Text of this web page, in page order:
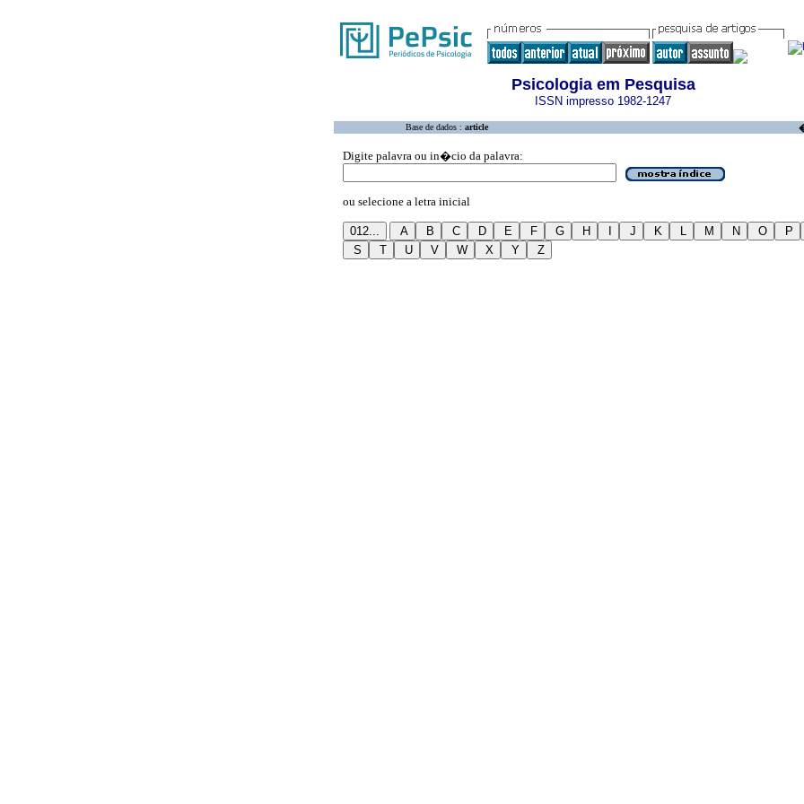
Psicologia em Pesquisa
ISSN impresso 1982-1247
Base de dados : article
Digite palavra ou in�cio da palavra:
ou selecione a letra inicial